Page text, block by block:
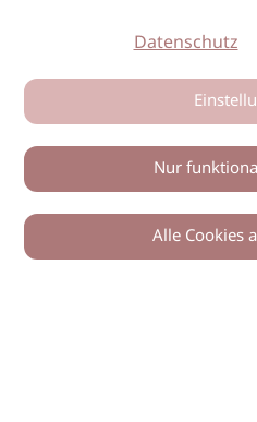
0
Datenschutz
Nur
Alle Cookies